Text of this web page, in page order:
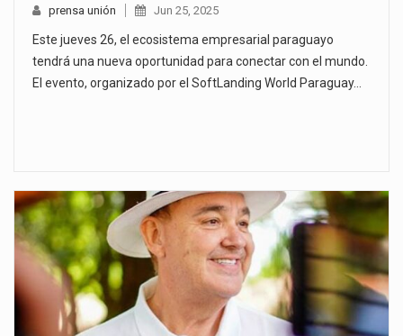
prensa unión Jun 25, 2025
Este jueves 26, el ecosistema empresarial paraguayo
tendrá una nueva oportunidad para conectar con el mundo.
El evento, organizado por el SoftLanding World Paraguay…